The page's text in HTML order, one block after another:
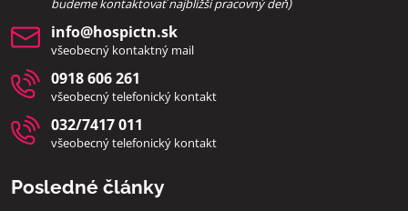
budeme kontaktovať najbližší pracovný deň)
info​@hospictn​.sk
všeobecný kontaktný mail
0918 606 261
všeobecný telefonický kontakt
032/7417 011
všeobecný telefonický kontakt
Posledné články